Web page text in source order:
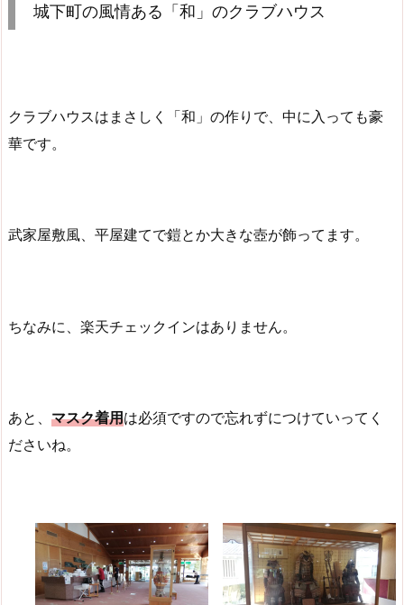
城下町の風情ある「和」のクラブハウス
クラブハウスはまさしく「和」の作りで、中に入っても豪
華です。
武家屋敷風、平屋建てで鎧とか大きな壺が飾ってます。
ちなみに、楽天チェックインはありません。
あと、 マスク着用は必須ですので忘れずにつけていってく
ださいね。